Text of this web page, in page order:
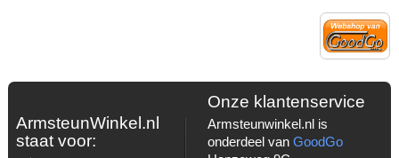
ArmsteunWinkel.nl
staat voor:
Onze klantenservice
Armsteunwinkel.nl is
onderdeel van GoodGo